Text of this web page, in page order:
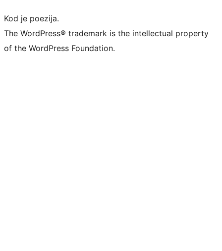
Kod je poezija.
The WordPress® trademark is the intellectual property
of the WordPress Foundation.